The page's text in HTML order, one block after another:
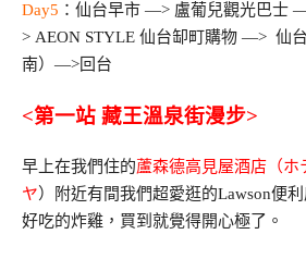
Day5 ：仙台早市 —> 盧葡兒觀光巴士
> AEON STYLE 仙台缷町購物 —> 仙
南）—>回台
<第一站 藏王溫泉街漫步>
早上在我們住的蘆森德高見屋酒店（ホ
ヤ）附近有間我們超愛逛的Lawson便
好吃的炸雞，買到就覺得開心極了。